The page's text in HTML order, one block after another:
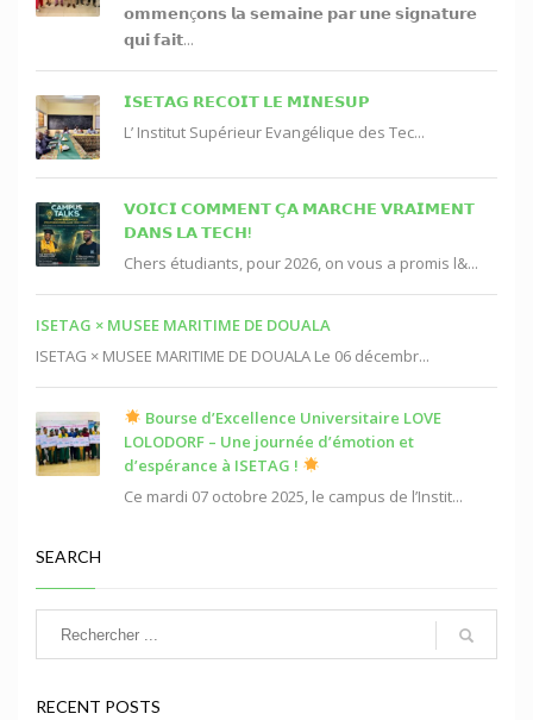
𝗼𝗺𝗺𝗲𝗻ç𝗼𝗻𝘀 𝗹𝗮 𝘀𝗲𝗺𝗮𝗶𝗻𝗲 𝗽𝗮𝗿 𝘂𝗻𝗲 𝘀𝗶𝗴𝗻𝗮𝘁𝘂𝗿𝗲
𝗾𝘂𝗶 𝗳𝗮𝗶𝘁...
𝗜𝗦𝗘𝗧𝗔𝗚 𝗥𝗘𝗖𝗢𝗜𝗧 𝗟𝗘 𝗠𝗜𝗡𝗘𝗦𝗨𝗣
L’ Institut Supérieur Evangélique des Tec...
𝗩𝗢𝗜𝗖𝗜 𝗖𝗢𝗠𝗠𝗘𝗡𝗧 𝗖̧𝗔 𝗠𝗔𝗥𝗖𝗛𝗘 𝗩𝗥𝗔𝗜𝗠𝗘𝗡𝗧
𝗗𝗔𝗡𝗦 𝗟𝗔 𝗧𝗘𝗖𝗛!
Chers étudiants, pour 2026, on vous a promis l&...
ISETAG × MUSEE MARITIME DE DOUALA
ISETAG × MUSEE MARITIME DE DOUALA Le 06 décembr...
Bourse d’Excellence Universitaire LOVE
LOLODORF – Une journée d’émotion et
d’espérance à ISETAG !
Ce mardi 07 octobre 2025, le campus de l’Instit...
SEARCH
RECENT POSTS